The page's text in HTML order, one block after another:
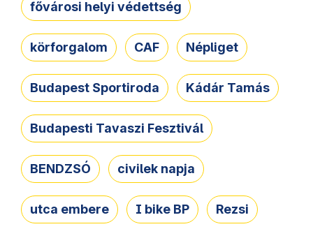
fővárosi helyi védettség
körforgalom CAF Népliget
Budapest Sportiroda Kádár Tamás
Budapesti Tavaszi Fesztivál
BENDZSÓ civilek napja
utca embere I bike BP Rezsi